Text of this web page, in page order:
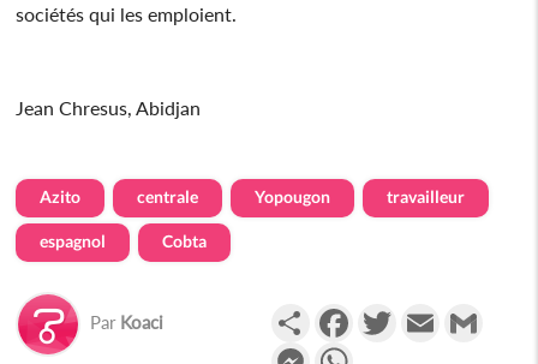
sociétés qui les emploient.
Jean Chresus, Abidjan
Azito centrale Yopougon travailleur
espagnol Cobta
Par Koaci PartagerFacebookTwitterEmail
Messenger